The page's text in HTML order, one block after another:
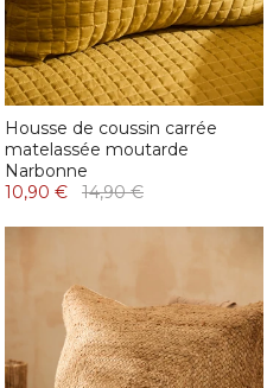
Housse de coussin carrée
matelassée moutarde
Narbonne
10,90 €
14,90 €